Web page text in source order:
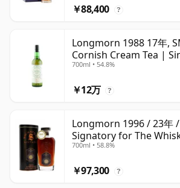
￥88,400 ?
Longmorn 1988 17年,
Cornish Cream Tea |
Malt Whisky | 54.8% |
700ml • 54.8%
￥12万 ?
Longmorn 1996 / 23年
Signatory for The
700ml • 58.8%
￥97,300 ?